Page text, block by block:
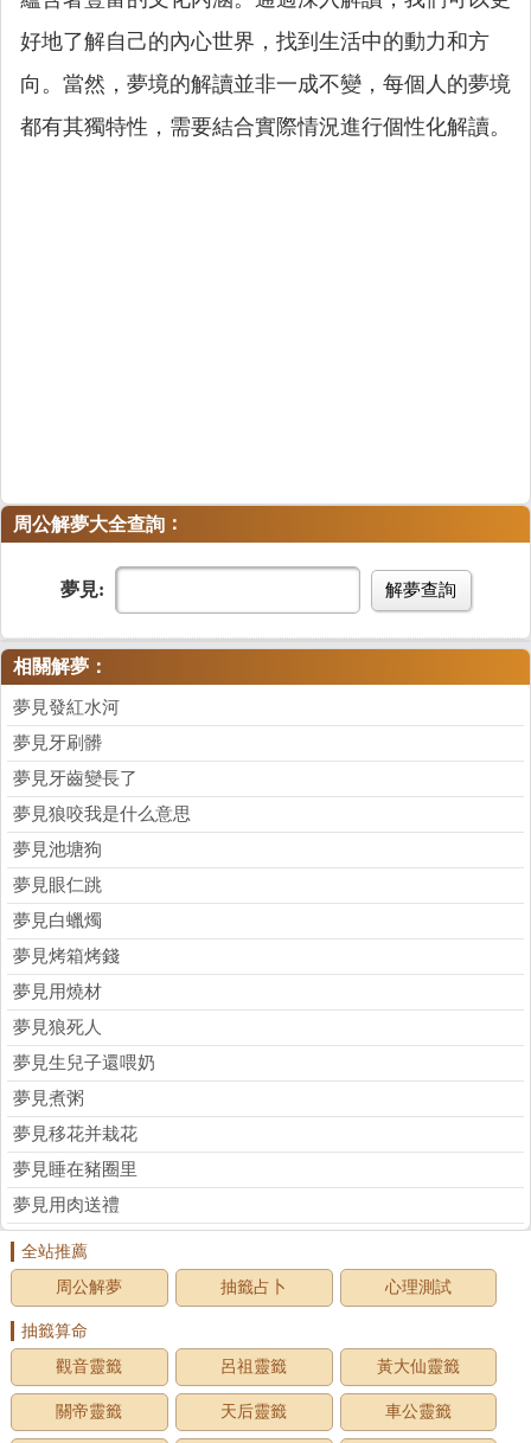
好地了解自己的內心世界，找到生活中的動力和方
向。當然，夢境的解讀並非一成不變，每個人的夢境
都有其獨特性，需要結合實際情況進行個性化解讀。
周公解夢大全查詢 ：
夢見: 解夢查詢
相關解夢：
夢見發紅水河
夢見牙刷髒
夢見牙齒變長了
夢見狼咬我是什么意思
夢見池塘狗
夢見眼仁跳
夢見白蠟燭
夢見烤箱烤錢
夢見用燒材
夢見狼死人
夢見生兒子還喂奶
夢見煮粥
夢見移花并栽花
夢見睡在豬圈里
夢見用肉送禮
全站推薦
周公解夢
抽籤占卜 心理測試
抽籤算命
觀音靈籤
呂祖靈籤 黃大仙靈籤
關帝靈籤 天后靈籤 車公靈籤